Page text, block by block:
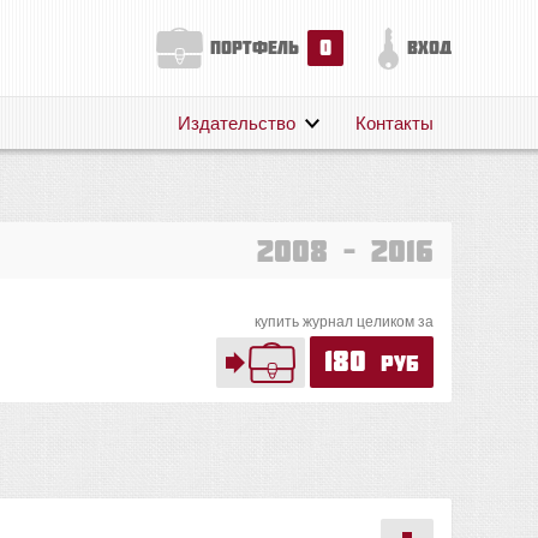
портфель 0 вход
Поддержка
Издательство Контакты
2008 – 2016
купить журнал целиком за
180 руб